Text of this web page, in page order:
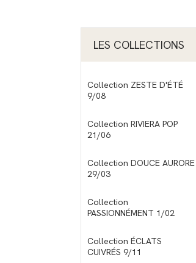
LES COLLECTIONS
Collection ZESTE D'ÉTÉ
9/08
Collection RIVIERA POP
21/06
Collection DOUCE AURORE
29/03
Collection
PASSIONNÉMENT 1/02
Collection ÉCLATS
CUIVRÉS 9/11